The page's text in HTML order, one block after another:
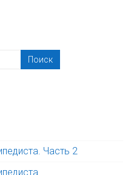
Часть 2